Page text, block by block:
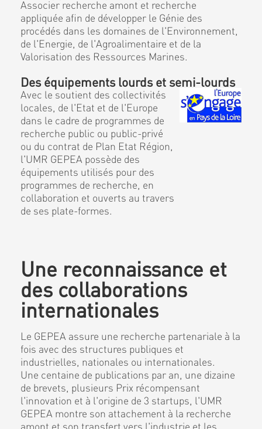
Associer recherche amont et recherche
appliquée afin de développer le Génie des
procédés dans les domaines de l'Environnement,
de l'Energie, de l'Agroalimentaire et de la
Valorisation des Ressources Marines.
Des équipements lourds et semi-lourds
Avec le soutient des collectivités
locales, de l'Etat et de l'Europe
dans le cadre de programmes de
recherche public ou public-privé
ou du contrat de Plan Etat Région,
l'UMR GEPEA possède des
équipements utilisés pour des
programmes de recherche, en
collaboration et ouverts au travers
de ses plate-formes.
Une reconnaissance et
des collaborations
internationales
Le GEPEA assure une recherche partenariale à la
fois avec des structures publiques et
industrielles, nationales ou internationales.
Une centaine de publications par an, une dizaine
de brevets, plusieurs Prix récompensant
l'innovation et à l'origine de 3 startups, l'UMR
GEPEA montre son attachement à la recherche
amont et son transfert vers l'industrie et les